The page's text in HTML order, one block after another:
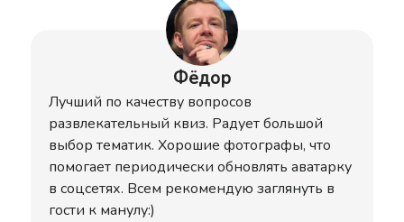
Фёдор
Лучший по качеству вопросов
развлекательный квиз. Радует большой
выбор тематик. Хорошие фотографы, что
помогает периодически обновлять аватарку
в соцсетях. Всем рекомендую заглянуть в
гости к манулу:)